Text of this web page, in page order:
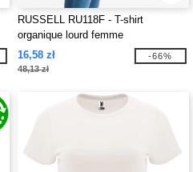
RUSSELL RU118F - T-shirt
organique lourd femme
16,58 zł
48,13 zł
-66%